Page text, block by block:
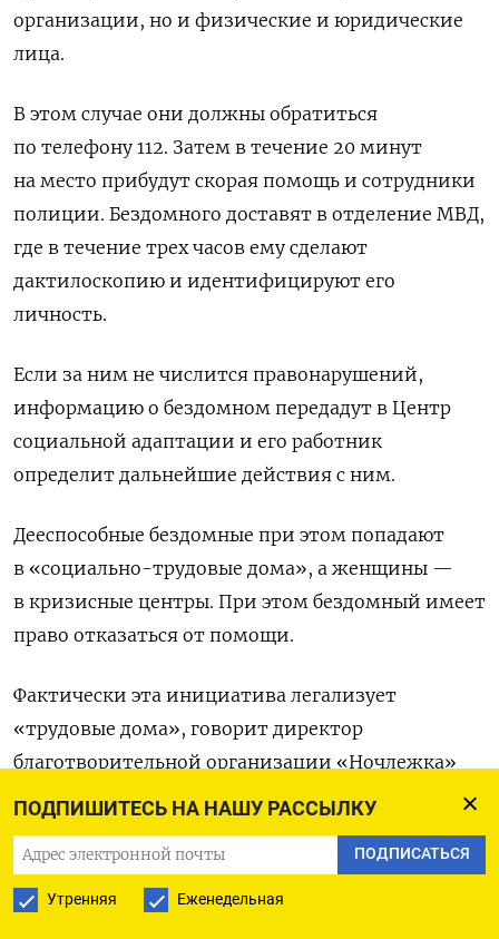
ПОДПИШИТЕСЬ НА НАШУ РАССЫЛКУ
ПОДПИСАТЬСЯ
Утренняя Еженедельная
организации, но и физические и юридические
лица.
В этом случае они должны обратиться
по телефону 112. Затем в течение 20 минут
на место прибудут скорая помощь и сотрудники
полиции. Бездомного доставят в отделение МВД,
где в течение трех часов ему сделают
дактилоскопию и идентифицируют его
личность.
Если за ним не числится правонарушений,
информацию о бездомном передадут в Центр
социальной адаптации и его работник
определит дальнейшие действия с ним.
Дееспособные бездомные при этом попадают
в «социально-трудовые дома», а женщины —
в кризисные центры. При этом бездомный имеет
право отказаться от помощи.
Фактически эта инициатива легализует
«трудовые дома», говорит директор
благотворительной организации «Ночлежка»
законом.